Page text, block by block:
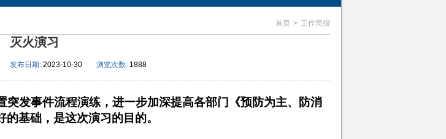
首页 > 工作简报
灭火演习
发布日期: 2023-10-30 浏览次数: 1888
发事件流程演练，进一步加深提高各部门《预防为主、防消
基础，是这次演习的目的。